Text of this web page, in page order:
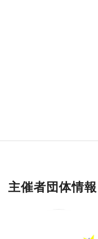
主催者団体情報